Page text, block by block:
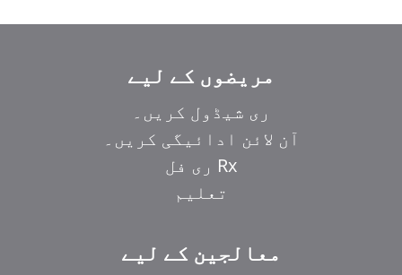
مریضوں کے لیے
ری شیڈول کریں۔
آن لائن ادائیگی کریں۔
Rx ری فل
تعلیم
معالجین کے لیے